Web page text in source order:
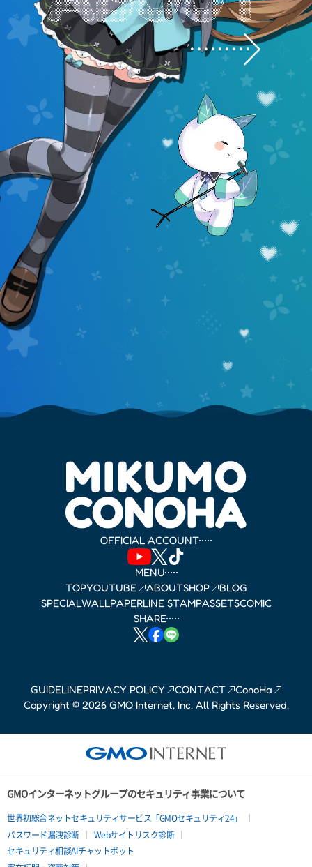
OFFICIAL ACCOUNT
MENU
TOPYOUTUBE ABOUTSHOP
BLOG
SPECIALWALLPAPERLINE STAMPASSETSCOMIC
SHARE
GUIDELINEPRIVACY POLICY CONTACT ConoHa
Copyright © 2026 GMO Internet, Inc. All Rights Reserved.
GMOインターネットグループのセキュリティ事業について
世界初総合ネットセキュリティサービス「GMOセキュリティ24」
パスワード漏洩診断
Webサイトリスク診断
セキュリティ相談AIチャットボット